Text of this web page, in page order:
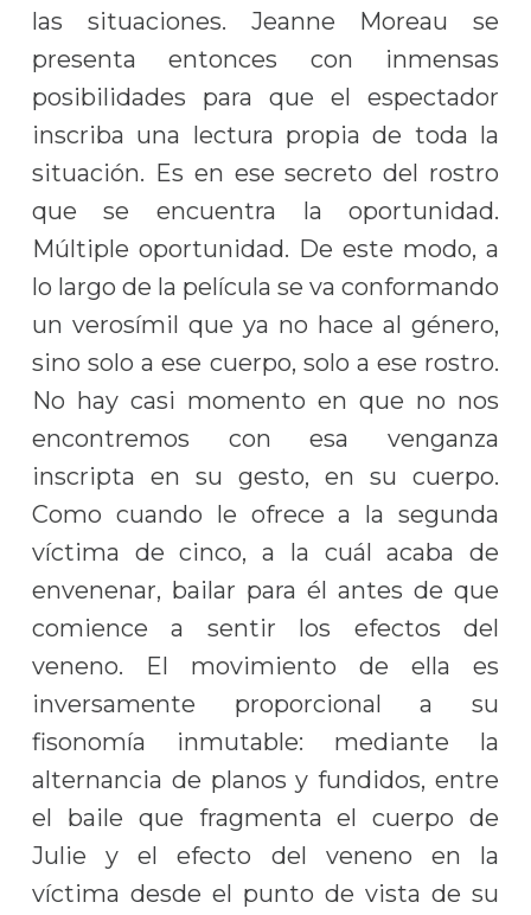
las situaciones. Jeanne Moreau se
presenta entonces con inmensas
posibilidades para que el espectador
inscriba una lectura propia de toda la
situación. Es en ese secreto del rostro
que se encuentra la oportunidad.
Múltiple oportunidad. De este modo, a
lo largo de la película se va conformando
un verosímil que ya no hace al género,
sino solo a ese cuerpo, solo a ese rostro.
No hay casi momento en que no nos
encontremos con esa venganza
inscripta en su gesto, en su cuerpo.
Como cuando le ofrece a la segunda
víctima de cinco, a la cuál acaba de
envenenar, bailar para él antes de que
comience a sentir los efectos del
veneno. El movimiento de ella es
inversamente proporcional a su
fisonomía inmutable: mediante la
alternancia de planos y fundidos, entre
el baile que fragmenta el cuerpo de
Julie y el efecto del veneno en la
víctima desde el punto de vista de su